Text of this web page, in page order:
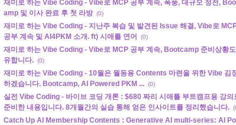
재미로 하는 Vibe Coding - Vibe로 MCP 공부 계속, 폭풍, 대규모 정전,
amp 및 이사 완료 후 첫 라방 (0)
재미로 하는 Vibe Coding - 지난주 복습 및 발견된 Issue 해결, Vibe로
공부 계속 및 AI4PKM 소개. ft) 시애틀 연어
(0)
재미로 하는 Vibe Coding - Vibe로 MCP 공부 계속, Bootcamp 준비상황
유합니다. (0)
재미로 하는 Vibe Coding - 10월은 월동용 Contents 마련을 위한 Vibe 김
하겠습니다. Bootcamp, AI Powered PKM ... (0)
실전 Vibe Coding - 바이브 코딩 개론 : $680 짜리 시애틀 부트캠프용 강의
준비한 내용입니다. 8개월간의 실습 통해 얻은 인사이트를 정리했습니다.
Catch Up AI Membership Contents : Generative AI multi-series: AI